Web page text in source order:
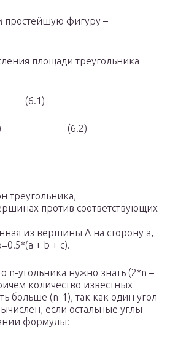
простейшую фигуру –
площади треугольника
(6.1)
Sin(C) (6.2)
треугольника,
против соответствующих
из вершины A на сторону a,
+ b + c).
n-угольника нужно знать (2*n –
количество известных
больше (n-1), так как один угол
если остальные углы
формулы: